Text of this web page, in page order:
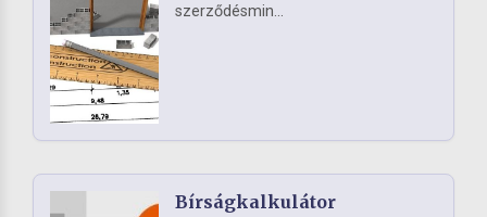
szerződésmin...
Bírságkalkulátor